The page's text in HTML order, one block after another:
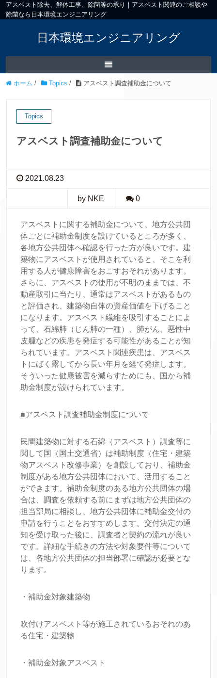
アスベスト除去、解体工事、除菌等の承り｜アスベスト関連のご相談や
除菌なら日本環境エンジニアリング
日本環境エンジニアリング
ホーム / Topics / アスベスト調査補助金について
Topics
アスベスト調査補助金について
2021.08.23
by NKE 0
アスベストに関する補助金について、地方公共団
体ごとに補助金制度を設けているところが多く、
各地方公共団体へ確認を行った方が良いです。建
築物にアスベストが使用されていると、そこを利
用する人が健康障害をおこすおそれがあります。
さらに、アスベストの使用が不明のままでは、不
動産取引に当たり、通常はアスベストがあるもの
と評価され、建築物自体の資産価値を下げること
になります。アスベスト繊維を吸引することによ
って、石綿肺（じん肺の一種）、肺がん、悪性中
皮腫などの疾患を発症する可能性があることが知
られています。アスベスト関連疾患は、アスベス
トにばく露してから長い年月を経て発症します。
そういった健康被害を減らすためにも、国から補
助金制度が設けられています。
■アスベスト調査補助金制度について
民間建築物に対する石綿（アスベスト）調査等に
関して国（国土交通省）は補助制度（住宅・建築
物アスベスト改修事業）を創設しており、補助金
制度がある地方公共団体において、活用すること
ができます。補助金制度のある地方公共団体の場
合は、調査を依頼する前にまずは地方公共団体の
担当部局に相談し、地方公共団体に補助金交付の
申請を行うことをおすすめします。交付決定の通
知を受け取った後に、調査者と契約の流れが良い
です。詳細な手続きの方法や対象要件等について
は、各地方公共団体の担当部署に確認が必要とな
ります。
・補助金対象建築物
吹付けアスベスト等が施工されているおそれのあ
る住宅・建築物
・補助金対象アスベスト